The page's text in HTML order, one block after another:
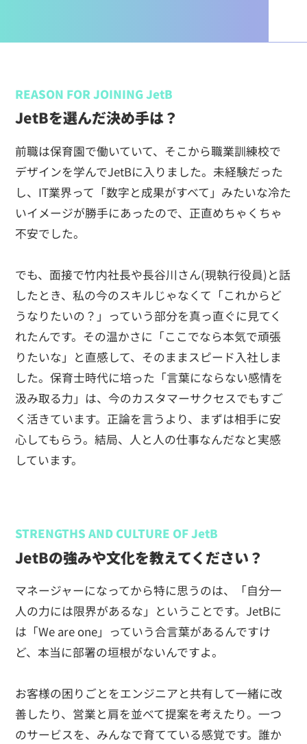
REASON FOR JOINING JetB
JetBを選んだ決め手は？
前職は保育園で働いていて、そこから職業訓練校で
デザインを学んでJetBに入りました。未経験だった
し、IT業界って「数字と成果がすべて」みたいな冷た
いイメージが勝手にあったので、正直めちゃくちゃ
不安でした。
でも、面接で竹内社長や長谷川さん(現執行役員)と話
したとき、私の今のスキルじゃなくて「これからど
うなりたいの？」っていう部分を真っ直ぐに見てく
れたんです。その温かさに「ここでなら本気で頑張
りたいな」と直感して、そのままスピード入社しま
した。保育士時代に培った「言葉にならない感情を
汲み取る力」は、今のカスタマーサクセスでもすご
く活きています。正論を言うより、まずは相手に安
心してもらう。結局、人と人の仕事なんだなと実感
しています。
STRENGTHS AND CULTURE OF JetB
JetBの強みや文化を教えてください？
マネージャーになってから特に思うのは、「自分一
人の力には限界があるな」ということです。JetBに
は「We are one」っていう合言葉があるんですけ
ど、本当に部署の垣根がないんですよ。
お客様の困りごとをエンジニアと共有して一緒に改
善したり、営業と肩を並べて提案を考えたり。一つ
のサービスを、みんなで育てている感覚です。誰か